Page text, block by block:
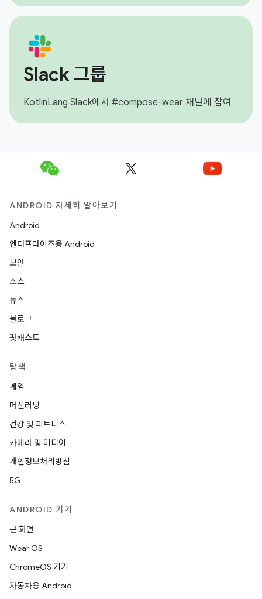
Slack 그룹
KotlinLang Slack에서 #compose-wear 채널에 참여
ANDROID 자세히 알아보기
Android
엔터프라이즈용 Android
보안
소스
뉴스
블로그
팟캐스트
탐색
게임
머신러닝
건강 및 피트니스
카메라 및 미디어
개인정보처리방침
5G
ANDROID 기기
큰 화면
Wear OS
ChromeOS 기기
자동차용 Android